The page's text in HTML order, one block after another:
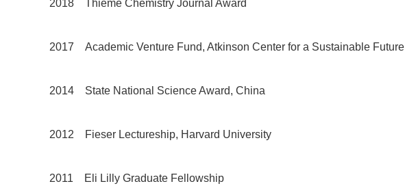
2018 Thieme Chemistry Journal Award
2017 Academic Venture Fund, Atkinson Center for a Sustainable Future
2014 State National Science Award, China
2012 Fieser Lectureship, Harvard University
2011 Eli Lilly Graduate Fellowship